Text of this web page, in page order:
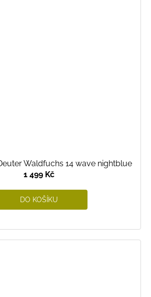
Waldfuchs 14 wave nightblue
1 499 Kč
DO KOŠÍKU